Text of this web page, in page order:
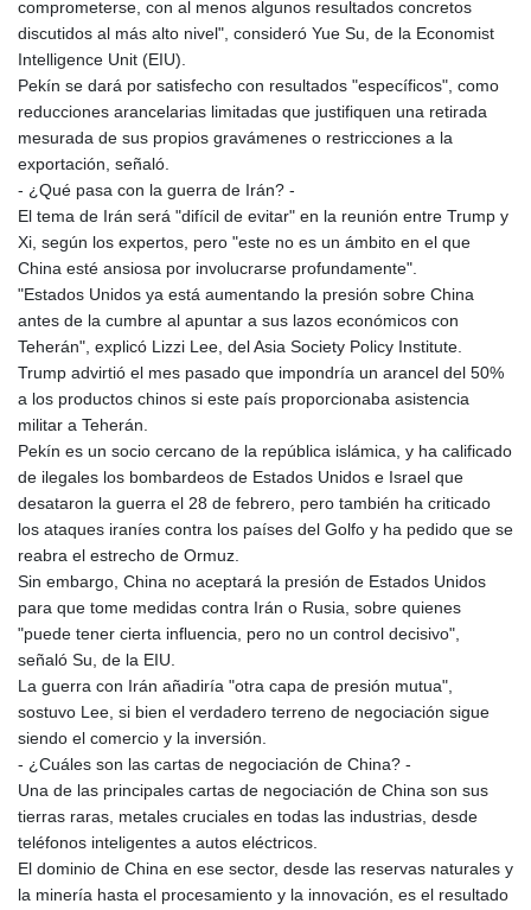
1509.981237
1590322.371805
ISK 142.598215
JOD 0.819746
JPY 182.445186
KES 149.158147
KGS 101.104505
KHR
4681.941823
KMF 492.514185
KRW
1627.712241
KYD 0.960588
KZT 540.233287
26025.676609
103223.017367
LKR 386.635196
LRD 208.057415
LTL 3.413768
LVL 0.699335
MAD 10.743067
MDL 20.044751
MGA
4918.938878
MKD 61.524236
MMK
comprometerse, con al menos algunos resultados concretos
discutidos al más alto nivel", consideró Yue Su, de la Economist
Intelligence Unit (EIU).
Pekín se dará por satisfecho con resultados "específicos", como
reducciones arancelarias limitadas que justifiquen una retirada
mesurada de sus propios gravámenes o restricciones a la
exportación, señaló.
- ¿Qué pasa con la guerra de Irán? -
El tema de Irán será "difícil de evitar" en la reunión entre Trump y
Xi, según los expertos, pero "este no es un ámbito en el que
China esté ansiosa por involucrarse profundamente".
"Estados Unidos ya está aumentando la presión sobre China
antes de la cumbre al apuntar a sus lazos económicos con
Teherán", explicó Lizzi Lee, del Asia Society Policy Institute.
Trump advirtió el mes pasado que impondría un arancel del 50%
a los productos chinos si este país proporcionaba asistencia
militar a Teherán.
Pekín es un socio cercano de la república islámica, y ha calificado
de ilegales los bombardeos de Estados Unidos e Israel que
desataron la guerra el 28 de febrero, pero también ha criticado
los ataques iraníes contra los países del Golfo y ha pedido que se
reabra el estrecho de Ormuz.
Sin embargo, China no aceptará la presión de Estados Unidos
para que tome medidas contra Irán o Rusia, sobre quienes
"puede tener cierta influencia, pero no un control decisivo",
señaló Su, de la EIU.
La guerra con Irán añadiría "otra capa de presión mutua",
sostuvo Lee, si bien el verdadero terreno de negociación sigue
siendo el comercio y la inversión.
- ¿Cuáles son las cartas de negociación de China? -
Una de las principales cartas de negociación de China son sus
tierras raras, metales cruciales en todas las industrias, desde
teléfonos inteligentes a autos eléctricos.
El dominio de China en ese sector, desde las reservas naturales y
la minería hasta el procesamiento y la innovación, es el resultado